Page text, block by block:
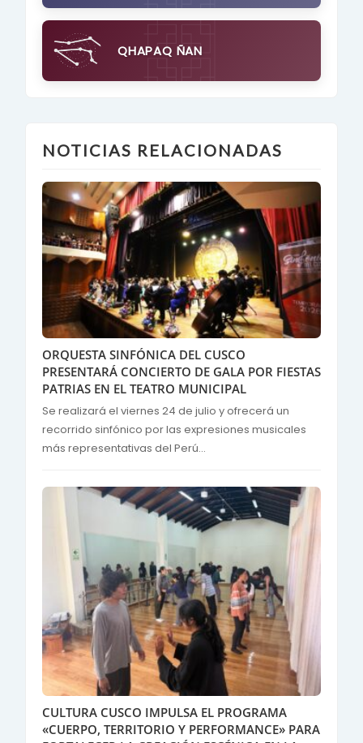
QHAPAQ ÑAN
NOTICIAS RELACIONADAS
ORQUESTA SINFÓNICA DEL CUSCO
PRESENTARÁ CONCIERTO DE GALA POR FIESTAS
PATRIAS EN EL TEATRO MUNICIPAL
Se realizará el viernes 24 de julio y ofrecerá un
recorrido sinfónico por las expresiones musicales
más representativas del Perú...
CULTURA CUSCO IMPULSA EL PROGRAMA
«CUERPO, TERRITORIO Y PERFORMANCE» PARA